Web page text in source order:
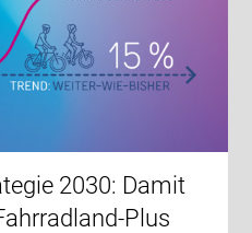
2030: Damit
Plus